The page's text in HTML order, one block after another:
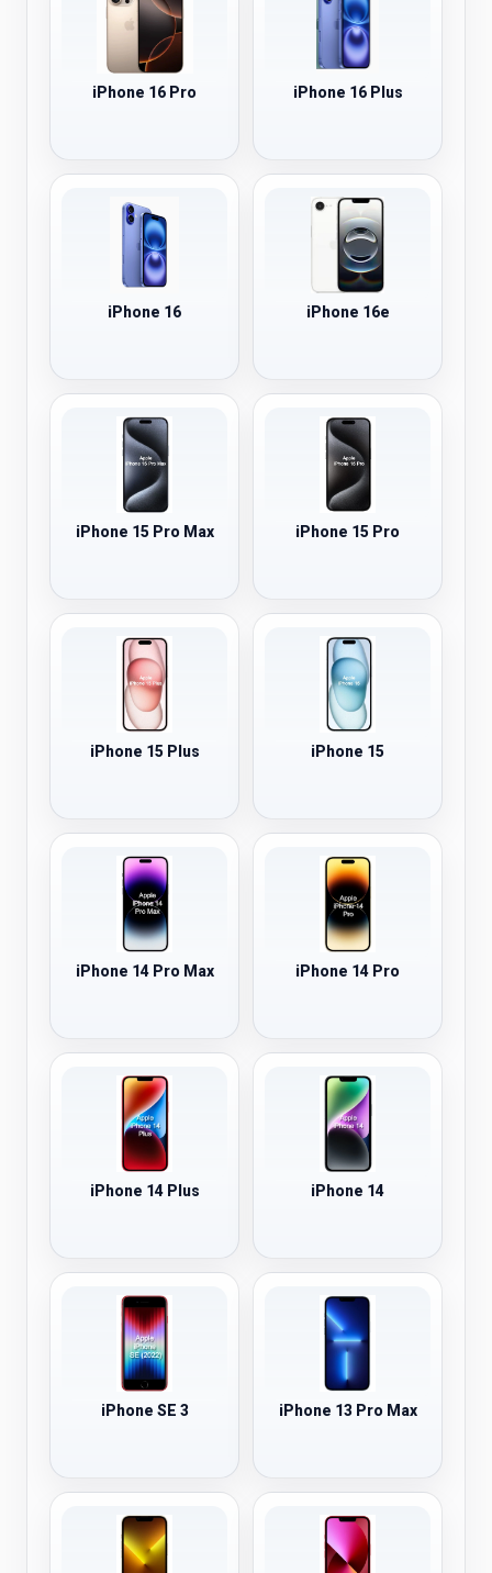
iPhone 16 Pro iPhone 16 Plus
iPhone 16 iPhone 16e
iPhone 15 Pro Max iPhone 15 Pro
iPhone 15 Plus iPhone 15
iPhone 14 Pro Max iPhone 14 Pro
iPhone 14 Plus iPhone 14
iPhone SE 3 iPhone 13 Pro Max